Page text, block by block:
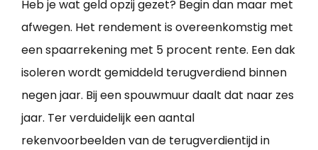
Heb je wat geld opzij gezet? Begin dan maar met
afwegen. Het rendement is overeenkomstig met
een spaarrekening met 5 procent rente. Een dak
isoleren wordt gemiddeld terugverdiend binnen
negen jaar. Bij een spouwmuur daalt dat naar zes
jaar. Ter verduidelijk een aantal
rekenvoorbeelden van de terugverdientijd in